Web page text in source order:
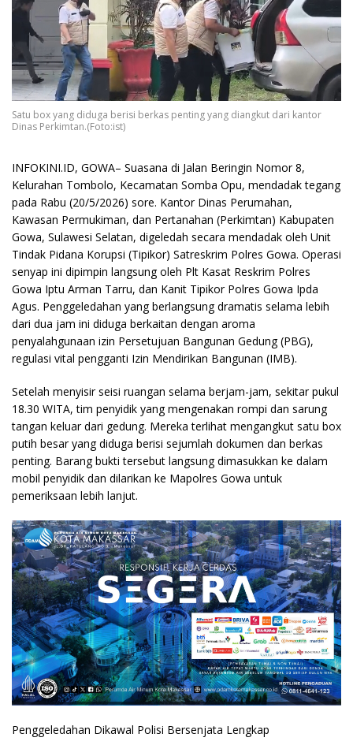
Satu box yang diduga berisi berkas penting yang diangkut dari kantor
Dinas Perkimtan.(Foto:ist)
INFOKINI.ID, GOWA– Suasana di Jalan Beringin Nomor 8,
Kelurahan Tombolo, Kecamatan Somba Opu, mendadak tegang
pada Rabu (20/5/2026) sore. Kantor Dinas Perumahan,
Kawasan Permukiman, dan Pertanahan (Perkimtan) Kabupaten
Gowa, Sulawesi Selatan, digeledah secara mendadak oleh Unit
Tindak Pidana Korupsi (Tipikor) Satreskrim Polres Gowa. Operasi
senyap ini dipimpin langsung oleh Plt Kasat Reskrim Polres
Gowa Iptu Arman Tarru, dan Kanit Tipikor Polres Gowa Ipda
Agus. Penggeledahan yang berlangsung dramatis selama lebih
dari dua jam ini diduga berkaitan dengan aroma
penyalahgunaan izin Persetujuan Bangunan Gedung (PBG),
regulasi vital pengganti Izin Mendirikan Bangunan (IMB).
Setelah menyisir seisi ruangan selama berjam-jam, sekitar pukul
18.30 WITA, tim penyidik yang mengenakan rompi dan sarung
tangan keluar dari gedung. Mereka terlihat mengangkut satu box
putih besar yang diduga berisi sejumlah dokumen dan berkas
penting. Barang bukti tersebut langsung dimasukkan ke dalam
mobil penyidik dan dilarikan ke Mapolres Gowa untuk
pemeriksaan lebih lanjut.
Penggeledahan Dikawal Polisi Bersenjata Lengkap